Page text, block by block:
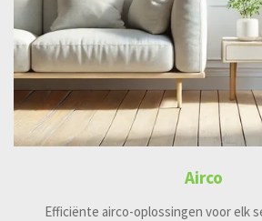
Airco
Efficiënte airco-oplossingen voor elk